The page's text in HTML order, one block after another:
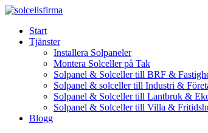
Skip
contentStart
Tjänster
Installera Solpaneler
Montera Solceller på Tak
Solpanel & Solceller till BRF &
Solpanel & solceller till Industri &
Solpanel & Solceller till Lantbruk &
Solpanel & Solceller till Villa &
Blogg